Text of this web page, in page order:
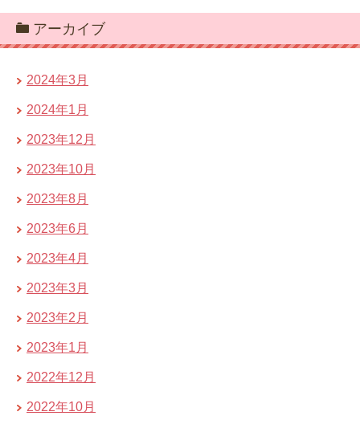
アーカイブ
2024年3月
2024年1月
2023年12月
2023年10月
2023年8月
2023年6月
2023年4月
2023年3月
2023年2月
2023年1月
2022年12月
2022年10月